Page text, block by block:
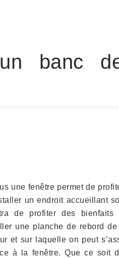
banc
une fenêtre permet de
un endroit accueillant
de profiter des
une planche de rebord
et sur laquelle on peut
à la fenêtre. Que ce soit